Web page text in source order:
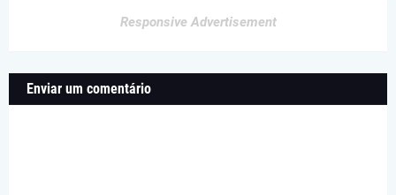
Responsive Advertisement
Enviar um comentário